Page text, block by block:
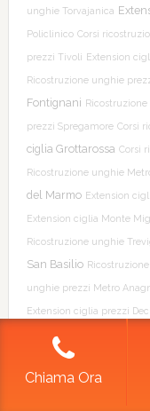
unghie Torvajanica
Policlinico Corsi
prezzi Tivoli Extension
Ricostruzione unghie
Fontignani
prezzi Spregamore Corsi
ciglia Grottarossa Corsi
Ricostruzione unghie
del Marmo Extension
Extension ciglia Monte
Ricostruzione unghie
San Basilio
unghie prezzi Metro
Extension ciglia prezzi
Ricostruzione
Cassia Ricostruzione
Maccarese Extension
Chiama Ora